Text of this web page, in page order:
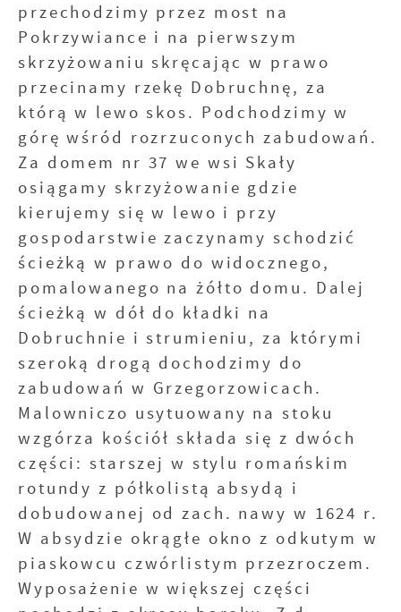
przechodzimy przez most na
Pokrzywiance i na pierwszym
skrzyżowaniu skręcając w prawo
przecinamy rzekę Dobruchnę, za
którą w lewo skos. Podchodzimy w
górę wśród rozrzuconych zabudowań.
Za domem nr 37 we wsi Skały
osiągamy skrzyżowanie gdzie
kierujemy się w lewo i przy
gospodarstwie zaczynamy schodzić
ścieżką w prawo do widocznego,
pomalowanego na żółto domu. Dalej
ścieżką w dół do kładki na
Dobruchnie i strumieniu, za którymi
szeroką drogą dochodzimy do
zabudowań w Grzegorzowicach.
Malowniczo usytuowany na stoku
wzgórza kościół składa się z dwóch
części: starszej w stylu romańskim
rotundy z półkolistą absydą i
dobudowanej od zach. nawy w 1624 r.
W absydzie okrągłe okno z odkutym w
piaskowcu czwórlistym przezroczem.
Wyposażenie w większej części